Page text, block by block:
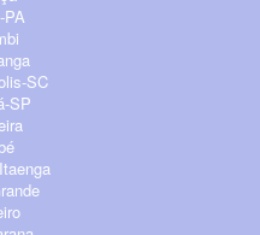
PA
SC
SP